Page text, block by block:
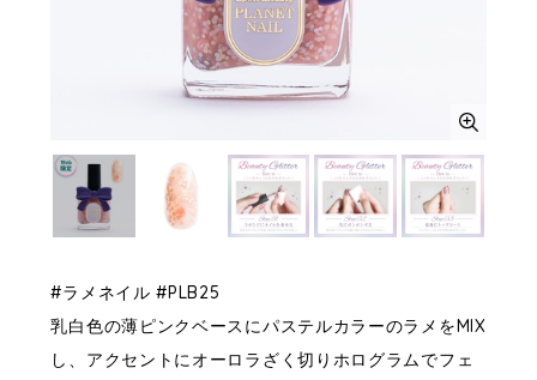
#ラメネイル #PLB25
乳白色の薄ピンクベースにパステルカラーのラメをMIX
し、アクセントにオーロラざく切りホログラムでフェ